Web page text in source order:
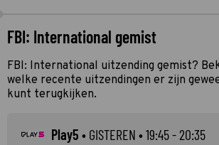
FBI: International gemist
FBI: International uitzending gemist?
welke recente uitzendingen er zijn
kunt terugkijken.
Play5 • GISTEREN • 19:45 - 20:35